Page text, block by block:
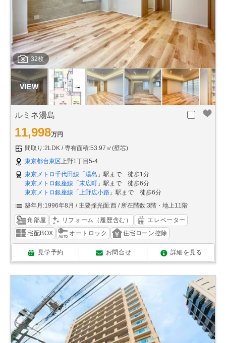
32枚
ルミネ湯島
11,998万円
間取り:2LDK
専有面積:53.97㎡(壁芯)
東京都台東区上野1丁目5-4
東京メトロ千代田線 「 湯島 」駅まで 徒歩1分
東京メトロ銀座線 「 末広町 」駅まで 徒歩6分
東京メトロ銀座線 「 上野広小路 」駅まで 徒歩6分
築年月:1996年8月
主要採光面:西 所在階数:3階・地上11階
角部屋 リフォーム（履歴含む）
エレベーター
宅配BOX
オートロック 住宅ローン控除
見学予約 お問合せ 詳細を見る